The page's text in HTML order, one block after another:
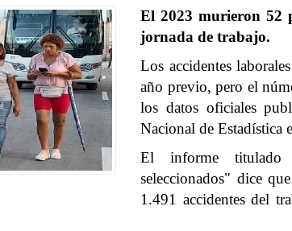
El 2023 murieron 52
jornada de trabajo.
Los accidentes
año previo, pero el
los datos oficiales
Nacional de
El informe titulado
seleccionados" dice
1.491 accidentes del